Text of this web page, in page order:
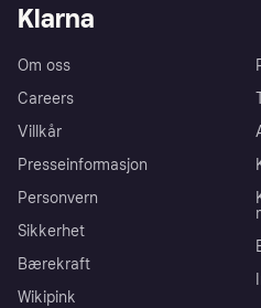
Klarna
Om oss
Careers
Villkår
Presseinformasjon
Personvern
Sikkerhet
Bærekraft
Wikipink